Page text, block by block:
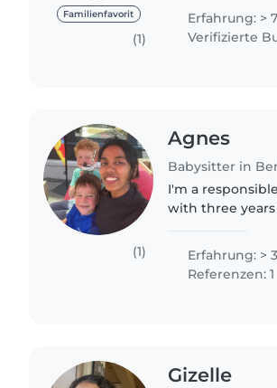
Familienfavorit
(1)
addition to
Erfahrung: >
Verifizierte
(1)
Agnes
Babysitter in
I'm a
with three
Berlin and..
Erfahrung: >
Referenzen: 1
Gizelle